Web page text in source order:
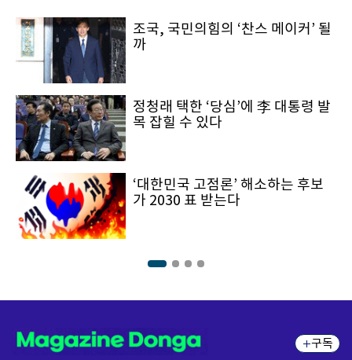
조국, 국민의힘의 ‘찬스 메이커’ 될
까
정청래 택한 ‘당심’에 李 대통령 발
목 잡힐 수 있다
‘대한민국 고점론’ 해소하는 후보
가 2030 표 받는다
구독